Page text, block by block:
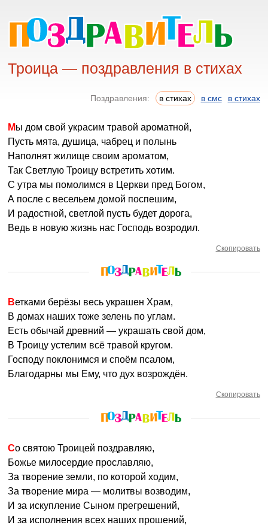
Троица — поздравления в стихах
Поздравления: в стихах в смс в стихах
Мы дом свой украсим травой ароматной,
Пусть мята, душица, чабрец и полынь
Наполнят жилище своим ароматом,
Так Светлую Троицу встретить хотим.
С утра мы помолимся в Церкви пред Богом,
А после с весельем домой поспешим,
И радостной, светлой пусть будет дорога,
Ведь в новую жизнь нас Господь возродил.
Скопировать
Ветками берёзы весь украшен Храм,
В домах наших тоже зелень по углам.
Есть обычай древний — украшать свой дом,
В Троицу устелим всё травой кругом.
Господу поклонимся и споём псалом,
Благодарны мы Ему, что дух возрождён.
Скопировать
Со святою Троицей поздравляю,
Божье милосердие прославляю,
За творение земли, по которой ходим,
За творение мира — молитвы возводим,
И за искупление Сыном прегрешений,
И за исполнения всех наших прошений,